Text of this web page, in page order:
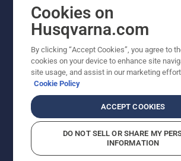
© Husqvarna® AB (publ). Alle Rechte
Preisangaben sind unverbindliche
von Husqvarna Schweiz AG an den
Fachhandel, Preise in CHF inklusive
unverbindliche Preisempfehlungen
denn sie sind für den direkten
Cookie-RichtlinieNutzungsbedingungen
Vermutete Verstöße
Cookies on
Husqvarna.com
By clicking “Accept Cookies”, you agree to
cookies on your device to enhance site
site usage, and assist in our marketing
Cookie Policy
ACCEPT COOKIES
DO NOT SELL OR SHARE MY
INFORMATION